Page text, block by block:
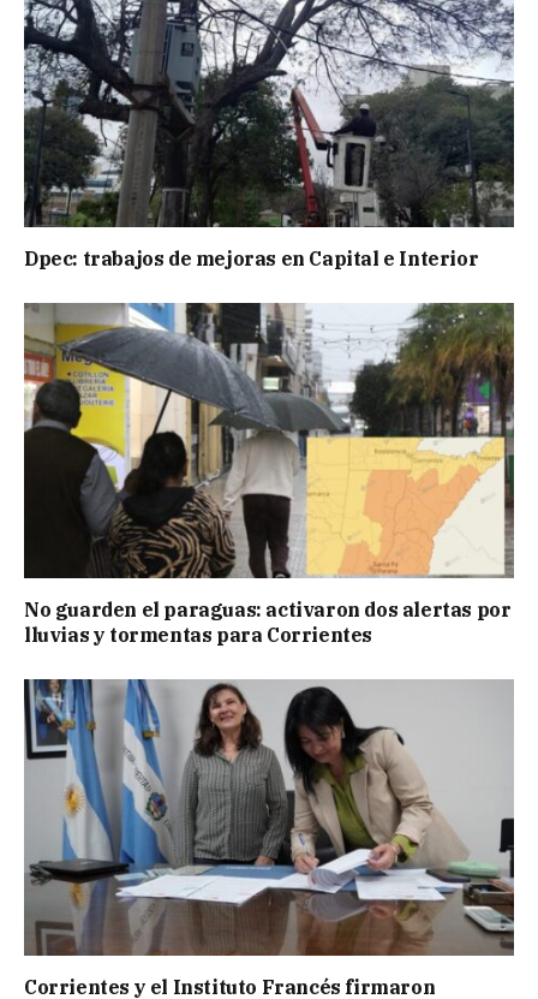
Dpec: trabajos de mejoras en Capital e Interior
No guarden el paraguas: activaron dos alertas por
lluvias y tormentas para Corrientes
Corrientes y el Instituto Francés firmaron